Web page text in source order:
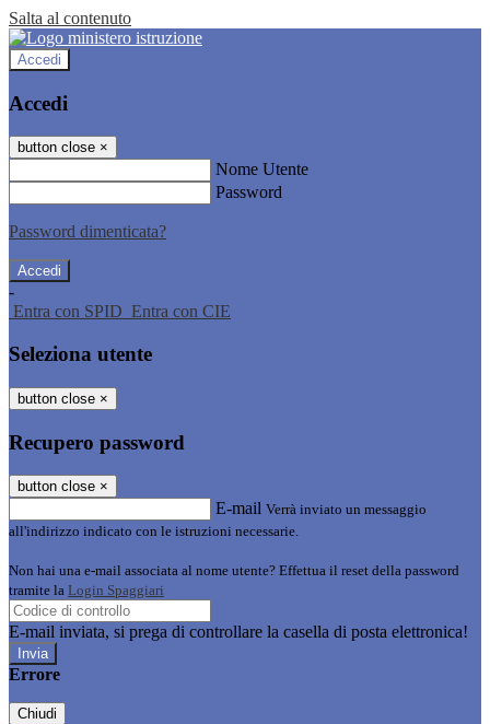
Salta al contenuto
Accedi
Accedi
button close ×
Nome Utente
Password
Password dimenticata?
-
Entra con SPID Entra con CIE
Seleziona utente
button close ×
Recupero password
button close ×
E-mail Verrà inviato un messaggio
all'indirizzo indicato con le istruzioni necessarie.
Non hai una e-mail associata al nome utente? Effettua il reset della password
tramite la Login Spaggiari
E-mail inviata, si prega di controllare la casella di posta elettronica!
Errore
Chiudi